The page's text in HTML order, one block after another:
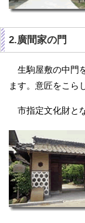
2.廣間家の門
生駒屋敷の中門
ます。意匠をこら
市指定文化財と